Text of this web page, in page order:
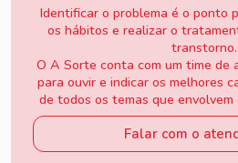
Identificar o problema é o ponto
os hábitos e realizar o
transtorno.
O A Sorte conta com um time de
para ouvir e indicar os melhores
de todos os temas que
Falar com o